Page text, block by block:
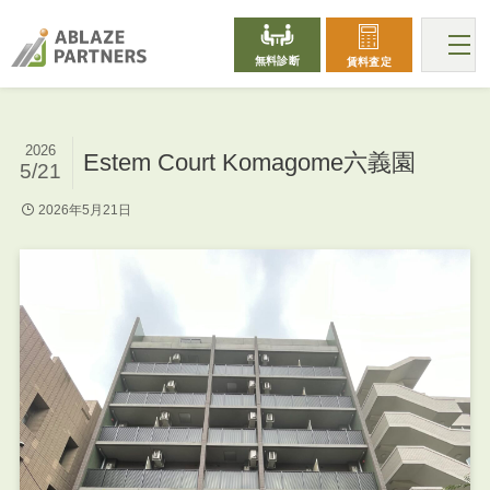
無料診断 賃料査定
Estem Court Komagome六義園
2026
5/21
2026年5月21日